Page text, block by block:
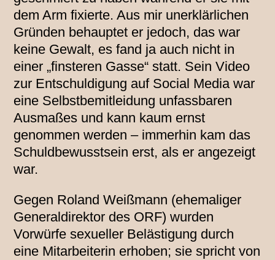
dem Arm fixierte. Aus mir unerklärlichen
Gründen behauptet er jedoch, das war
keine Gewalt, es fand ja auch nicht in
einer „finsteren Gasse“ statt. Sein Video
zur Entschuldigung auf Social Media war
eine Selbstbemitleidung unfassbaren
Ausmaßes und kann kaum ernst
genommen werden – immerhin kam das
Schuldbewusstsein erst, als er angezeigt
war.
Gegen Roland Weißmann (ehemaliger
Generaldirektor des ORF) wurden
Vorwürfe sexueller Belästigung durch
eine Mitarbeiterin erhoben; sie spricht von